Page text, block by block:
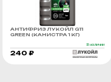
АНТИФРИЗ ЛУКОЙЛ G11
GREEN (КАНИСТРА 1 КГ)
В наличии
240 ₽